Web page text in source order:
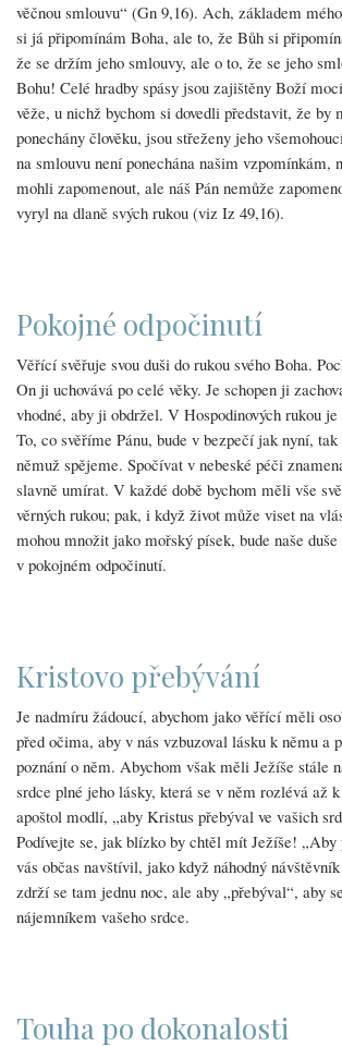
věčnou smlouvu“ (Gn 9,16). Ach, základem
si já připomínám Boha, ale to, že Bůh si
že se držím jeho smlouvy, ale o to, že se jeho
Bohu! Celé hradby spásy jsou zajištěny Boží
věže, u nichž bychom si dovedli představit, že by
ponechány člověku, jsou střeženy jeho
na smlouvu není ponechána našim vzpomínkám,
mohli zapomenout, ale náš Pán nemůže
vyryl na dlaně svých rukou (viz Iz 49,16).
Pokojné odpočinutí
Věřící svěřuje svou duši do rukou svého Boha.
On ji uchovává po celé věky. Je schopen ji
vhodné, aby ji obdržel. V Hospodinových rukou
To, co svěříme Pánu, bude v bezpečí jak nyní,
němuž spějeme. Spočívat v nebeské péči
slavně umírat. V každé době bychom měli vše
věrných rukou; pak, i když život může viset na
mohou množit jako mořský písek, bude naše
v pokojném odpočinutí.
Kristovo přebývání
Je nadmíru žádoucí, abychom jako věřící měli
před očima, aby v nás vzbuzoval lásku k němu a
poznání o něm. Abychom však měli Ježíše stále
srdce plné jeho lásky, která se v něm rozlévá až
apoštol modlí, „aby Kristus přebýval ve vašich
Podívejte se, jak blízko by chtěl mít Ježíše! „Aby
vás občas navštívil, jako když náhodný
zdrží se tam jednu noc, ale aby „přebýval“, aby
nájemníkem vašeho srdce.
Touha po dokonalosti